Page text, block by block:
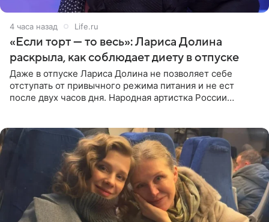
4 часа назад Life.ru
«Если торт — то весь»: Лариса Долина
раскрыла, как соблюдает диету в отпуске
Даже в отпуске Лариса Долина не позволяет себе
отступать от привычного режима питания и не ест
после двух часов дня. Народная артистка России